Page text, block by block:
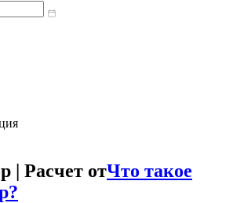
| Расчет отЧто такое